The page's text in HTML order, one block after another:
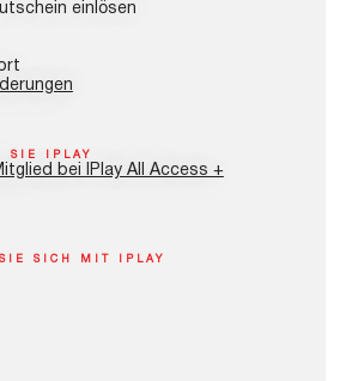
einlösen
SIE IPLAY
bei IPlay All Access +
SICH MIT IPLAY